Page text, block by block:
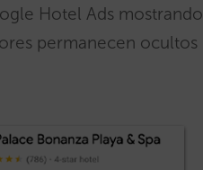
Hotel Ads mostrando
permanecen ocultos